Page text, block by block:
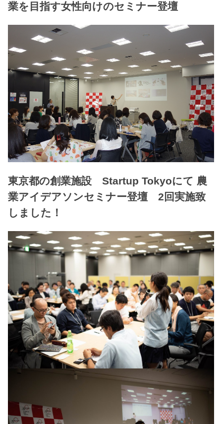
業を目指す女性向けのセミナー登壇
東京都の創業施設 Startup Tokyoにて 農
業アイデアソンセミナー登壇 2回実施致
しました！